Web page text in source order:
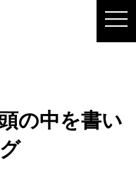
の中を書い